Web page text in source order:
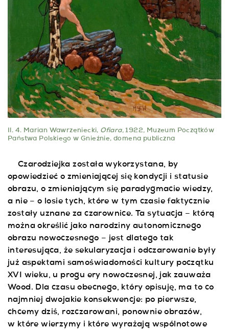
Il. 4. Marian Wawrzeniecki, Ofiara,1922, Muzeum Początków
Państwa Polskiego w Gnieźnie, domena publiczna
Czarodziejka została wykorzystana, by
opowiedzieć o zmieniającej się kondycji i statusie
obrazu, o zmieniającym się paradygmacie wiedzy,
a nie – o losie tych, które w tym czasie faktycznie
zostały uznane za czarownice. Ta sytuacja – którą
można określić jako narodziny autonomicznego
obrazu nowoczesnego – jest dlatego tak
interesująca, że sekularyzacja i odczarowanie były
już aspektami samoświadomości kultury początku
XVI wieku, u progu ery nowoczesnej, jak zauważa
Wood. Dla czasu obecnego, który opisuję, ma to co
najmniej dwojakie konsekwencje: po pierwsze,
chcemy dziś, rozczarowani, ponownie obrazów,
w które wierzymy i które wyrażają wspólnotowe